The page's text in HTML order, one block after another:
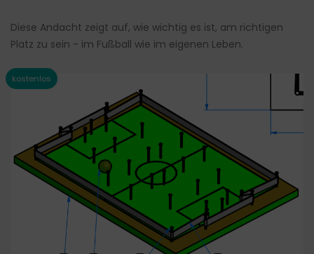
Diese Andacht zeigt auf, wie wichtig es ist, am richtigen
Platz zu sein - im Fußball wie im eigenen Leben.